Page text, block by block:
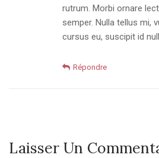
rutrum. Morbi ornare
semper. Nulla tellus mi,
cursus eu, suscipit id
Répondre
Laisser Un